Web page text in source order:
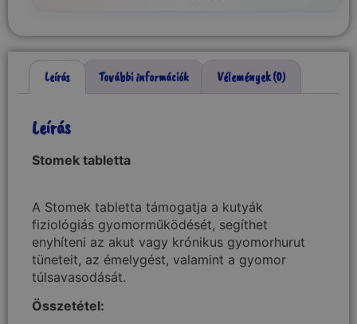
Leírás További információk Vélemények (0)
Leírás
Stomek tabletta
A Stomek tabletta támogatja a kutyák
fiziológiás gyomorműködését, segíthet
enyhíteni az akut vagy krónikus gyomorhurut
tüneteit, az émelygést, valamint a gyomor
túlsavasodását.
Összetétel: